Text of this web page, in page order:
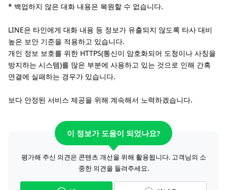
* 백업하지 않은 대화 내용은 복원할 수 없습니다.
LINE은 타인에게 대화 내용 등 정보가 유출되지 않도록 타사 대비
높은 보안 기준을 적용하고 있습니다.
개인 정보 보호를 위한 HTTPS(통신이 암호화되어 도청이나 사칭을
방지하는 시스템)를 많은 부분에 사용하고 있는 것으로 인해 간혹
연결에 실패하는 경우가 있습니다.
보다 안정된 서비스 제공을 위해 계속해서 노력하겠습니다.
이 정보가 도움이 되었나요?
평가해 주신 의견은 콘텐츠 개선을 위해 활용됩니다. 고객님의 소
중한 의견을 들려주세요.